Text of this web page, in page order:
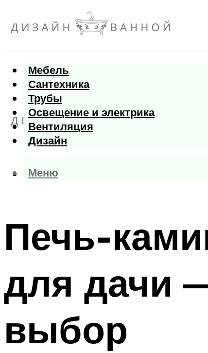
Мебель
Сантехника
Трубы
Освещение и электрика
Вентиляция
Дизайн
Меню
Меню
Печь-
для дачи
выбор